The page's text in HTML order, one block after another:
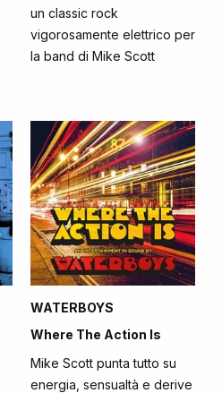
un classic rock
vigorosamente elettrico per
la band di Mike Scott
WATERBOYS
Where The Action Is
Mike Scott punta tutto su
energia, sensualtà e derive